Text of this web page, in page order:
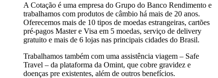
A Cotação é uma empresa do Grupo do Banco Rendimento e
trabalhamos com produtos de câmbio há mais de 20 anos.
Oferecemos mais de 10 tipos de moedas estrangeiras, cartões
pré-pagos Master e Visa em 5 moedas, serviço de delivery
gratuito e mais de 6 lojas nas principais cidades do Brasil.
Trabalhamos também com uma assistência viagem – Safe
Travel – da plataforma da Omint, que cobre gravidez e
doenças pre existentes, além de outros benefícios.